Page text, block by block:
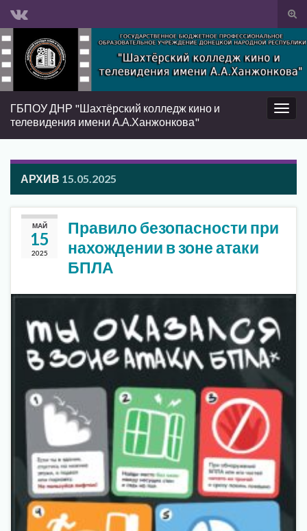
Вкл/
Search for:
Вкл/
ГБПОУ ДНР "Шахтёрский колледж кино и
телевидения имени А.А.Ханжонкова"
АРХИВ 15.05.2025
МАЙ
15
2025
Правило безопасности при
нахождении в зоне атаки
БПЛА